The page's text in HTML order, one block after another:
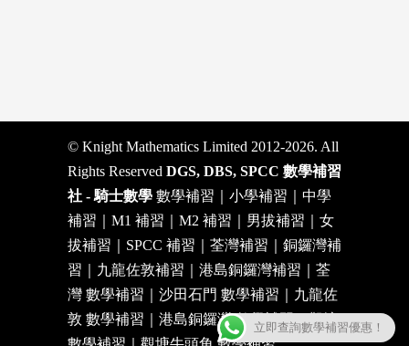
© Knight Mathematics Limited 2012-2026. All
Rights Reserved DGS, DBS, SPCC 數學補習
社 - 騎士數學 數學補習｜小學補習｜中學
補習｜M1 補習｜M2 補習｜男拔補習｜女
拔補習｜SPCC 補習｜荃灣補習｜銅鑼灣補
習｜九龍佐敦補習｜港島銅鑼灣補習｜荃
灣 數學補習｜沙田石門 數學補習｜九龍佐
敦 數學補習｜港島銅鑼灣 數學補習｜觀塘
立即查詢數學補習優惠！